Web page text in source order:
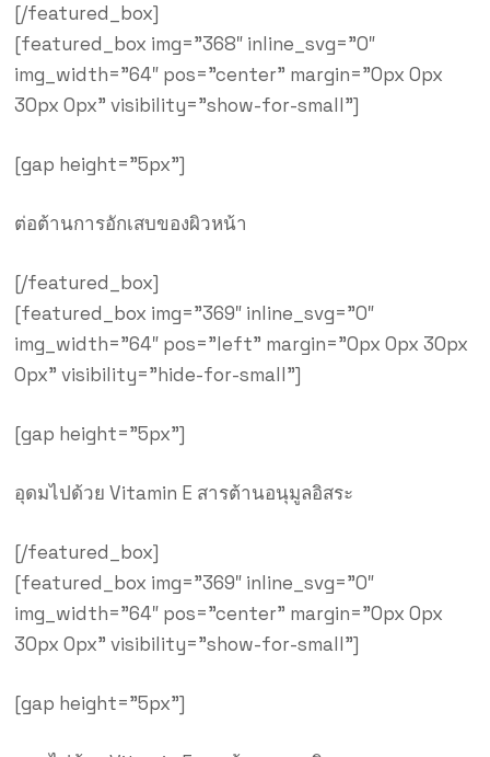
[/featured_box]
[featured_box img=”368″ inline_svg=”0″
img_width=”64″ pos=”center” margin=”0px 0px
30px 0px” visibility=”show-for-small”]
[gap height=”5px”]
ต่อต้านการอักเสบของผิวหน้า
[/featured_box]
[featured_box img=”369″ inline_svg=”0″
img_width=”64″ pos=”left” margin=”0px 0px 30px
0px” visibility=”hide-for-small”]
[gap height=”5px”]
อุดมไปด้วย Vitamin E สารต้านอนุมูลอิสระ
[/featured_box]
[featured_box img=”369″ inline_svg=”0″
img_width=”64″ pos=”center” margin=”0px 0px
30px 0px” visibility=”show-for-small”]
[gap height=”5px”]